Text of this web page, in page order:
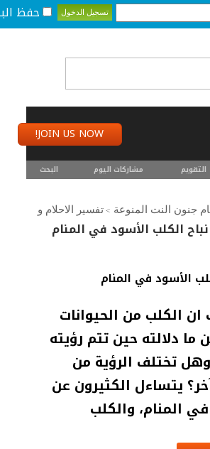
حفظ
JOIN US NOW!
التقويم مشاركات اليوم البحث
جنون النت المنوعة > تفسير الاحلام و
الكلب الأسود في المنام
الأسود في المنام
الكلب من الحيوانات
ما دلالته حين تتم رؤيته
تختلف الرؤية من
يتساءل الكثيرون عن
المنام، والكلب